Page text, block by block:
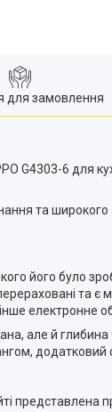
для замовлення
G4303-6 для
та
його було
та
електронне
але й глибина
додатковий
представлена